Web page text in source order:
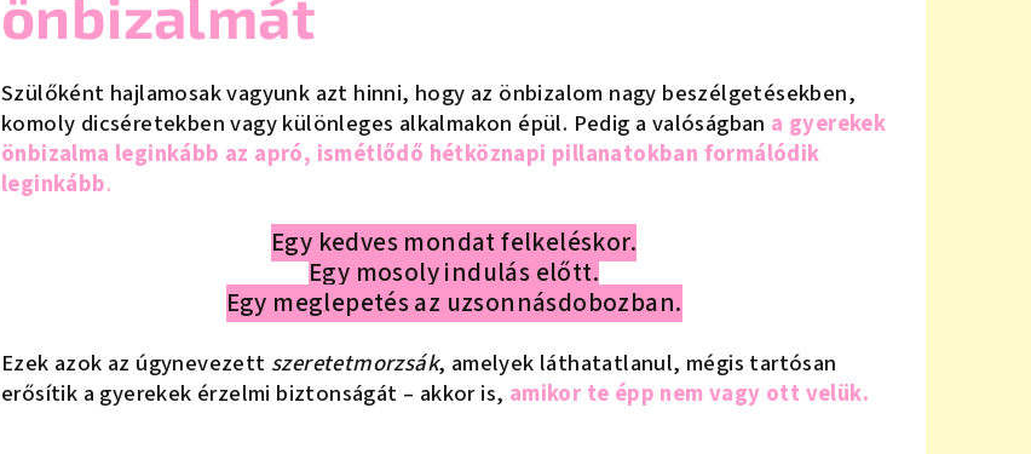
önbizalmát
Szülőként hajlamosak vagyunk azt hinni, hogy az önbizalom nagy beszélgetésekben,
komoly dicséretekben vagy különleges alkalmakon épül. Pedig a valóságban a gyerekek
önbizalma leginkább az apró, ismétlődő hétköznapi pillanatokban formálódik
leginkább.
Egy kedves mondat felkeléskor.
Egy mosoly indulás előtt.
Egy meglepetés az uzsonnásdobozban.
Ezek azok az úgynevezett szeretetmorzsák, amelyek láthatatlanul, mégis tartósan
erősítik a gyerekek érzelmi biztonságát – akkor is, amikor te épp nem vagy ott velük.